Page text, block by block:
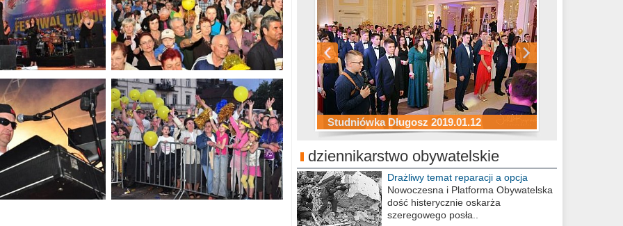
Studniówka Długosz 2019.01.12
ZS Budowlanych 2019.01.12
Studniówka LZK 2019.01.11
dziennikarstwo obywatelskie
Drażliwy temat reparacji a opcja
berlińska
Nowoczesna i Platforma Obywatelska
dość histerycznie oskarża
szeregowego posła..